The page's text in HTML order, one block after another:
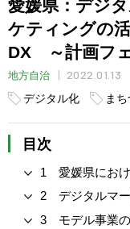
ケティングの
DX ～計画フ
地方自治
2022.01.13
デジタル化
ま
目次
1 愛媛県にお
2 デジタルマー
3 モデル事業